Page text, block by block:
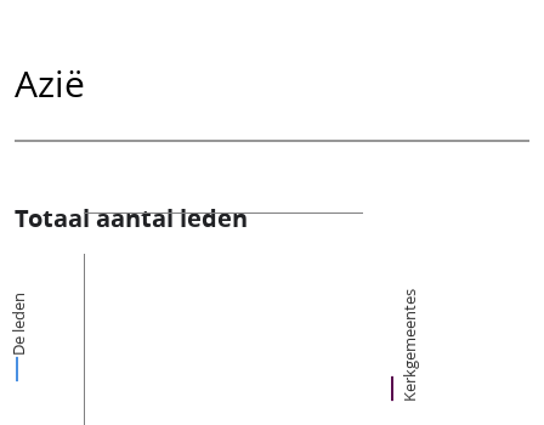
Azië
Totaal aantal leden
De leden Kerkgemeentes